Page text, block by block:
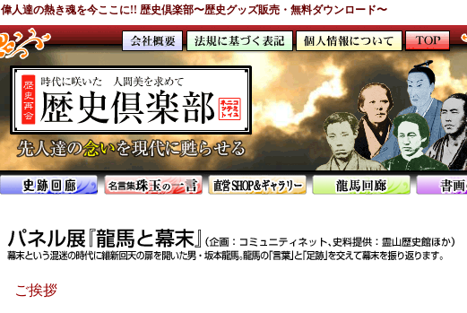
偉人達の熱き魂を今ここに!! 歴史倶楽部〜歴史グッズ販売・無料ダウンロード〜
ご挨拶